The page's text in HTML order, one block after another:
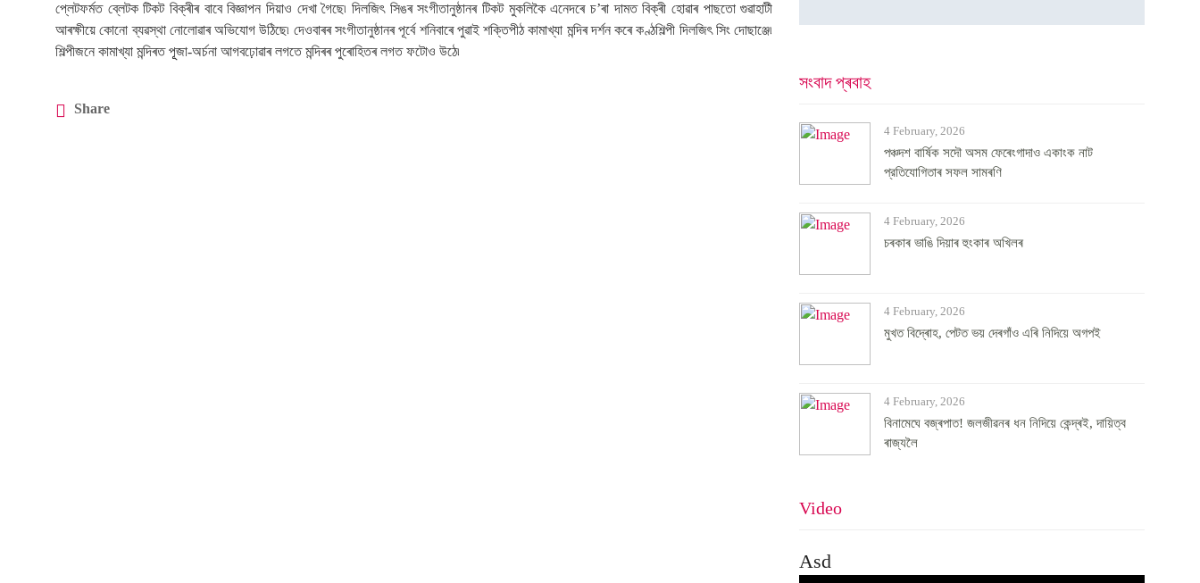
প্লেটফৰ্মত ব্লেটক টিকট বিক্ৰীৰ বাবে বিজ্ঞাপন দিয়াও দেখা গৈছে৷ দিলজিৎ সিঙৰ সংগীতানুষ্ঠানৰ টিকট মুকলিকৈ এনেদৰে চ’ৰা দামত বিক্ৰী হোৱাৰ পাছতো গুৱাহাটী
আৰক্ষীয়ে কোনো ব্যৱস্থা নোলোৱাৰ অভিযোগ উঠিছে৷ দেওবাৰৰ সংগীতানুষ্ঠানৰ পূৰ্বে শনিবাৰে পুৱাই শক্তিপীঠ কামাখ্যা মন্দিৰ দৰ্শন কৰে কণ্ঠশিল্পী দিলজিৎ সিং দোছাঞ্জে৷
শিল্পীজনে কামাখ্যা মন্দিৰত পূূজা-অৰ্চনা আগবঢ়োৱাৰ লগতে মন্দিৰৰ পুৰোহিতৰ লগত ফটোও উঠে৷
Share
সংবাদ প্ৰবাহ
4 February, 2026
পঞ্চদশ বার্ষিক সদৌ অসম ফেৰেংগাদাও একাংক নাট
প্রতিযোগিতাৰ সফল সামৰণি
4 February, 2026
চৰকাৰ ভাঙি দিয়াৰ হুংকাৰ অখিলৰ
4 February, 2026
মুখত বিদ্ৰোহ, পেটত ভয় দেৰগাঁও এৰি নিদিয়ে অগপই
4 February, 2026
বিনামেঘে বজ্ৰপাত! জলজীৱনৰ ধন নিদিয়ে কেন্দ্ৰই, দায়িত্ব
ৰাজ্যলৈ
Video
Asd